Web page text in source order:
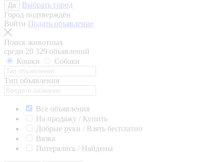
Да
Выбрать город
Город подтверждён
Войти Подать объявление
Поиск животных
среди 20 329 объявлений
Кошки
Собаки
Тип объявления
Все объявления
На продажу / Купить
Добрые руки / Взять бесплатно
Вязка
Потерялись / Найдены